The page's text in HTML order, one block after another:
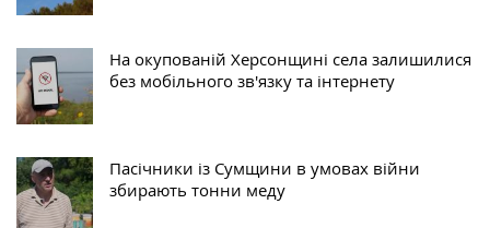
На окупованій Херсонщині села залишилися
без мобільного зв'язку та інтернету
Пасічники із Сумщини в умовах війни
збирають тонни меду